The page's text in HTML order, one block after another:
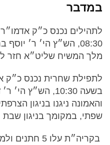
במדבר
לתהילים נכנס כ״ק
08:30, הש״ץ הי׳ ר׳
מלך המשיח שליט״א חזר
לתפילת שחרית נכנס כ״ק
בשעה 10:30, הש״ץ הי׳ ר׳
והאמונה ניגנו בניגון
שפתי, במקומך בניגון שבת
בקריה״ת עלו